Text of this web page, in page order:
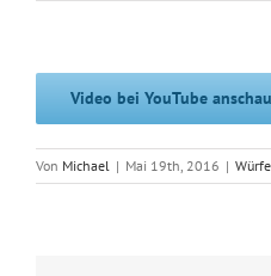
Video bei YouTube
Von Michael | Mai 19th, 2016 | Würfe